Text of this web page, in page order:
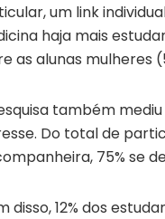
um link
haja mais
as alunas mulheres
também
Do total de
75% se
disso, 12% dos